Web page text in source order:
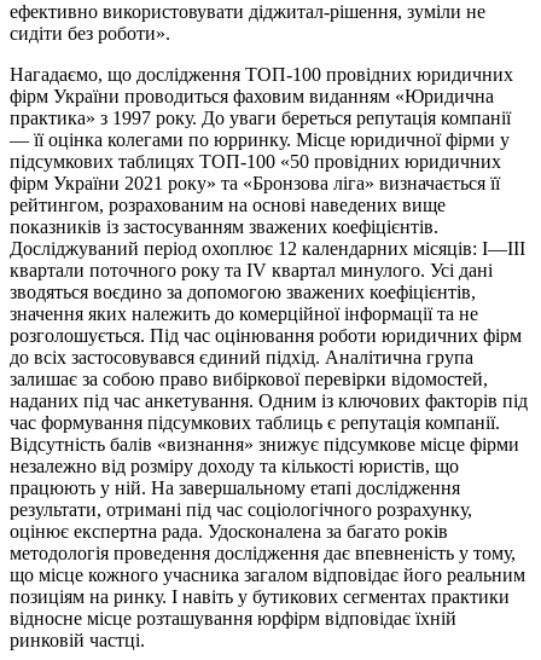
ефективно використовувати діджитал-рішення, зуміли не
сидіти без роботи».
Нагадаємо, що дослідження ТОП-100 провідних юридичних
фірм України проводиться фаховим виданням «Юридична
практика» з 1997 року. До уваги береться репутація компанії
— її оцінка колегами по юрринку. Місце юридичної фірми у
підсумкових таблицях ТОП-100 «50 провідних юридичних
фірм України 2021 року» та «Бронзова ліга» визначається її
рейтингом, розрахованим на основі наведених вище
показників із застосуванням зважених коефіцієнтів.
Досліджуваний період охоплює 12 календарних місяців: I—III
квартали поточного року та IV квартал минулого. Усі дані
зводяться воєдино за допомогою зважених коефіцієнтів,
значення яких належить до комерційної інформації та не
розголошується. Під час оцінювання роботи юридичних фірм
до всіх застосовувався єдиний підхід. Аналітична група
залишає за собою право вибіркової перевірки відомостей,
наданих під час анкетування. Одним із ключових факторів під
час формування підсумкових таблиць є репутація компанії.
Відсутність балів «визнання» знижує підсумкове місце фірми
незалежно від розміру доходу та кількості юристів, що
працюють у ній. На завершальному етапі дослідження
результати, отримані під час соціологічного розрахунку,
оцінює експертна рада. Удосконалена за багато років
методологія проведення дослідження дає впевненість у тому,
що місце кожного учасника загалом відповідає його реальним
позиціям на ринку. І навіть у бутикових сегментах практики
відносне місце розташування юрфірм відповідає їхній
ринковій частці.